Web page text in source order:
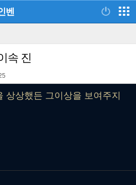
벤
속 진
상상했든 그이상을 보여주지